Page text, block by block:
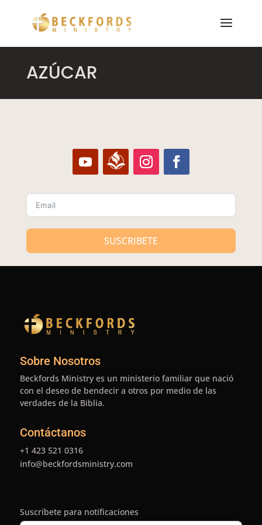
AZÚCAR
SUSCRIBETE
Sobre Nosotros
Beckfords Ministry es un ministerio familiar que nació
con el deseo de bendecir a otros por medio de las
verdades de la Biblia.
Contáctanos
+1 423 521 0316
info@beckfordsministry.com
Suscríbete para notificaciones